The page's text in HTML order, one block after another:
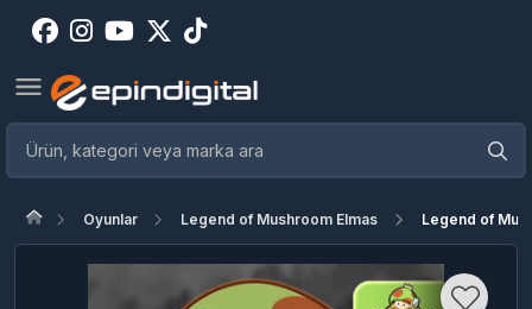
Oyunlar Legend of Mushroom Elmas Legend of